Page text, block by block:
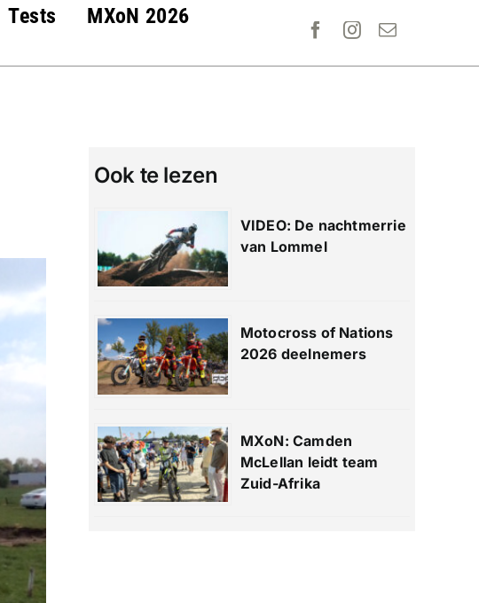
Tests MXoN 2026
Ook te lezen
VIDEO: De nachtmerrie
van Lommel
Motocross of Nations
2026 deelnemers
MXoN: Camden
McLellan leidt team
Zuid-Afrika